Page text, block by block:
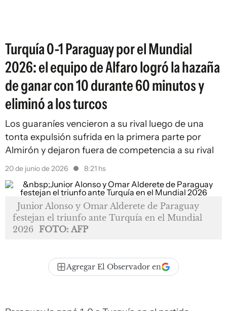
Turquía 0-1 Paraguay por el Mundial
2026: el equipo de Alfaro logró la hazaña
de ganar con 10 durante 60 minutos y
eliminó a los turcos
Los guaraníes vencieron a su rival luego de una
tonta expulsión sufrida en la primera parte por
Almirón y dejaron fuera de competencia a su rival
20 de junio de 2026 8:21 hs
Junior Alonso y Omar Alderete de Paraguay
festejan el triunfo ante Turquía en el Mundial
2026 FOTO: AFP
Agregar El Observador en